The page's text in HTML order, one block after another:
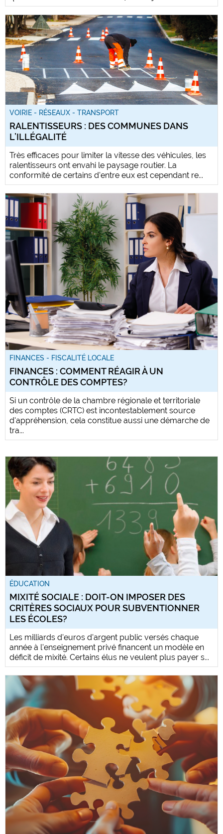
VOIRIE - RÉSEAUX - TRANSPORT
RALENTISSEURS : DES COMMUNES DANS
L’ILLÉGALITÉ
Très efficaces pour limiter la vitesse des véhicules, les
ralentisseurs ont envahi le paysage routier. La
conformité de certains d'entre eux est cependant re...
FINANCES - FISCALITÉ LOCALE
FINANCES : COMMENT RÉAGIR À UN
CONTRÔLE DES COMPTES?
Si un contrôle de la chambre régionale et territoriale
des comptes (CRTC) est incontestablement source
d'appréhension, cela constitue aussi une démarche de
tra...
ÉDUCATION
MIXITÉ SOCIALE : DOIT-ON IMPOSER DES
CRITÈRES SOCIAUX POUR SUBVENTIONNER
LES ÉCOLES?
Les milliards d'euros d'argent public versés chaque
année à l'enseignement privé financent un modèle en
déficit de mixité. Certains élus ne veulent plus payer s...